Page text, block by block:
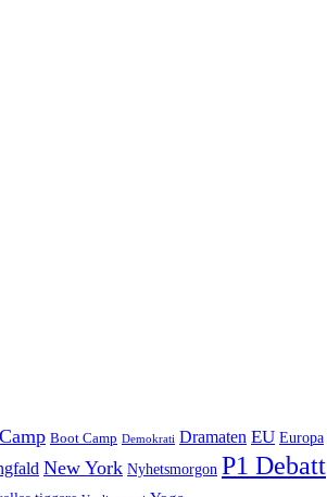
Boot Camp Demokrati Dramaten EU Europa
New York Nyhetsmorgon P1 Debatt